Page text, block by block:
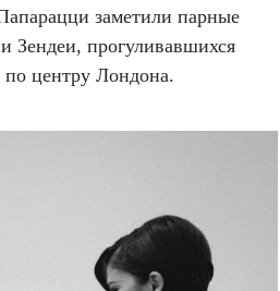
заметили парные
Зендеи, прогуливавшихся
центру Лондона.